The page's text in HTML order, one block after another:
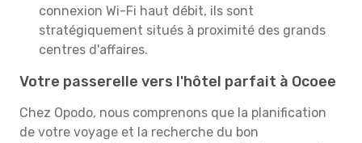
connexion Wi-Fi haut débit, ils sont
stratégiquement situés à proximité des grands
centres d'affaires.
Votre passerelle vers l'hôtel parfait à Ocoee
Chez Opodo, nous comprenons que la planification
de votre voyage et la recherche du bon